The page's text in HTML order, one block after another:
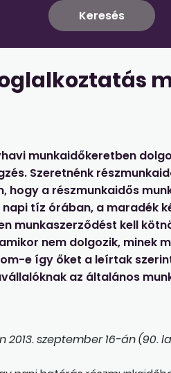
munkaidőkeretben
Szeretnénk
hogy a részmunkaidős
tíz órában, a maradék
munkaszerződést kell
nem dolgozik, minek
e így őket a leírtak
az általános
szeptember 16-án (90.